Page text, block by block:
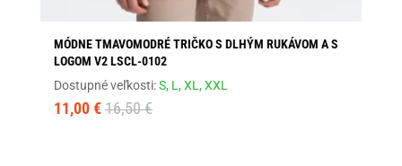
MÓDNE TMAVOMODRÉ TRIČKO S DLHÝM RUKÁVOM A S
LOGOM V2 LSCL-0102
Dostupné veľkosti:S, L,XL,XXL
11,00 € 16,50 €